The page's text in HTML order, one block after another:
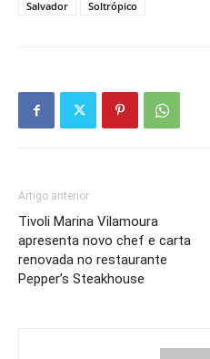
Salvador Soltrópico
Artigo anterior
Tivoli Marina Vilamoura
apresenta novo chef e carta
renovada no restaurante
Pepper’s Steakhouse